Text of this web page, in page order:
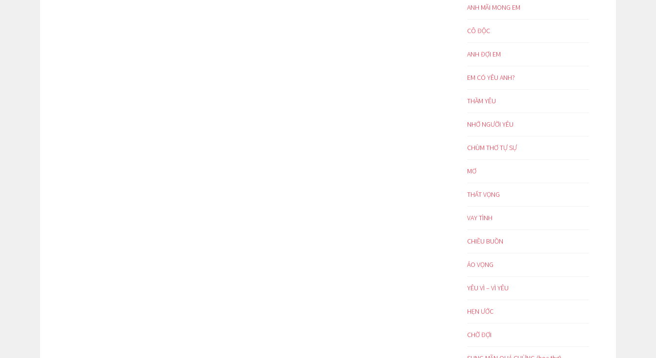
ANH MÃI MONG EM
CÔ ĐỘC
ANH ĐỢI EM
EM CÓ YÊU ANH?
THẦM YÊU
NHỚ NGƯỜI YÊU
CHÙM THƠ TỰ SỰ
MƠ
THẤT VỌNG
VAY TÌNH
CHIỀU BUỒN
ẢO VỌNG
YÊU VÌ – VÌ YÊU
HẸN ƯỚC
CHỜ ĐỢI